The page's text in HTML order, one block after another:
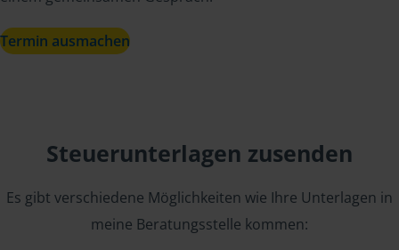
Termin ausmachen
Steuerunterlagen zusenden
Es gibt verschiedene Möglichkeiten wie Ihre Unterlagen in
meine Beratungsstelle kommen: